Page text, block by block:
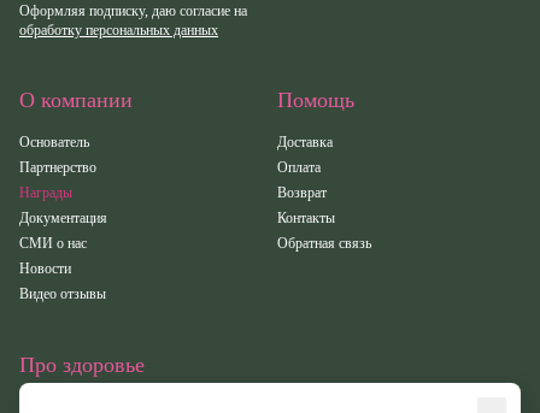
Оформляя подписку, даю согласие на
обработку персональных данных
О компании
Основатель
Партнерство
Награды
Документация
СМИ о нас
Новости
Видео отзывы
Помощь
Доставка
Оплата
Возврат
Контакты
Обратная связь
Про здоровье